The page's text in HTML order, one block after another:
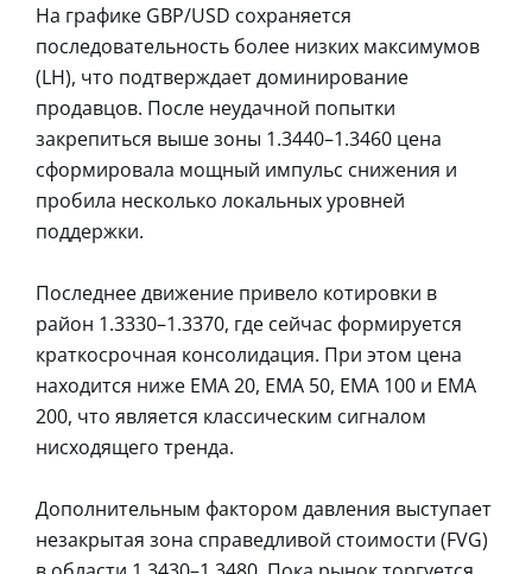
На графике GBP/USD сохраняется
последовательность более низких максимумов
(LH), что подтверждает доминирование
продавцов. После неудачной попытки
закрепиться выше зоны 1.3440–1.3460 цена
сформировала мощный импульс снижения и
пробила несколько локальных уровней
поддержки.
Последнее движение привело котировки в
район 1.3330–1.3370, где сейчас формируется
краткосрочная консолидация. При этом цена
находится ниже EMA 20, EMA 50, EMA 100 и EMA
200, что является классическим сигналом
нисходящего тренда.
Дополнительным фактором давления выступает
незакрытая зона справедливой стоимости (FVG)